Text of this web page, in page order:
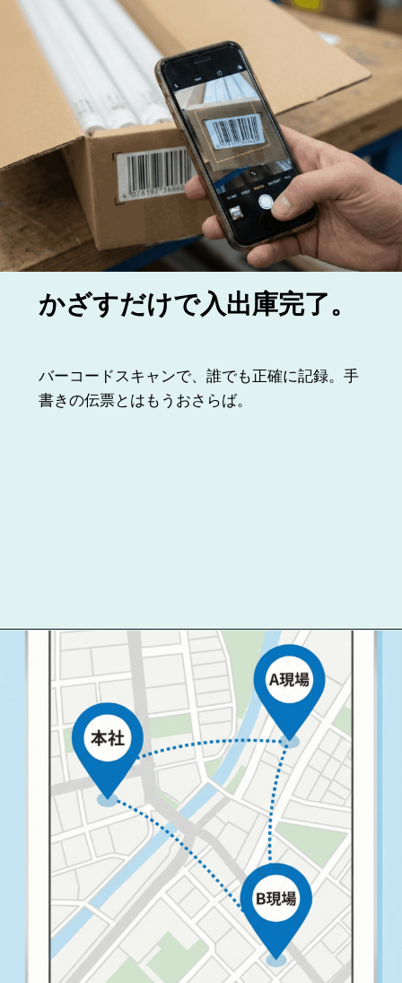
かざすだけで入出庫完了。
バーコードスキャンで、誰でも正確に記録。手
書きの伝票とはもうおさらば。